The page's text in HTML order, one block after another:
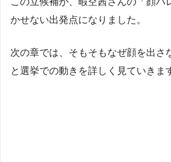
かせない出発点になりました。
次の章では、そもそもなぜ顔を出さ
と選挙での動きを詳しく見ていきま